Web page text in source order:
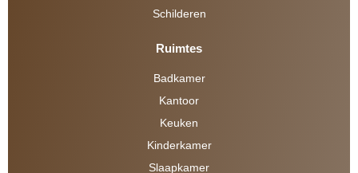
Schilderen
Ruimtes
Badkamer
Kantoor
Keuken
Kinderkamer
Slaapkamer